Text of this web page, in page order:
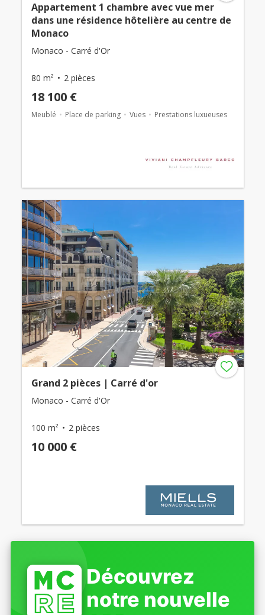
Appartement 1 chambre avec vue mer
dans une résidence hôtelière au centre de
Monaco
Monaco - Carré d'Or
80 m² 2 pièces
18 100 €
Meublé Place de parking Vues Prestations luxueuses
Grand 2 pièces | Carré d'or
Monaco - Carré d'Or
100 m² 2 pièces
10 000 €
Découvrez
notre nouvelle